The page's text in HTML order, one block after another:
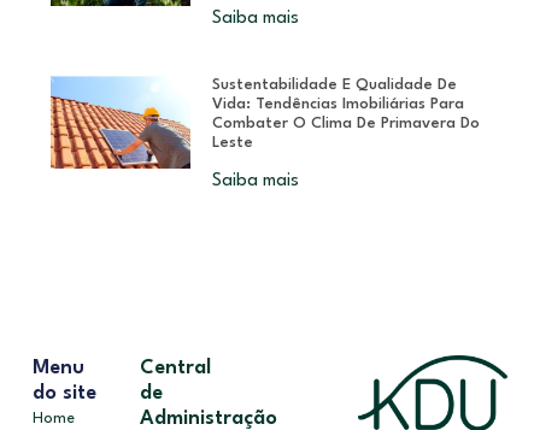
Saiba mais
Sustentabilidade E Qualidade De
Vida: Tendências Imobiliárias Para
Combater O Clima De Primavera Do
Leste
Saiba mais
Menu
do site
Home
Central
de
Administração